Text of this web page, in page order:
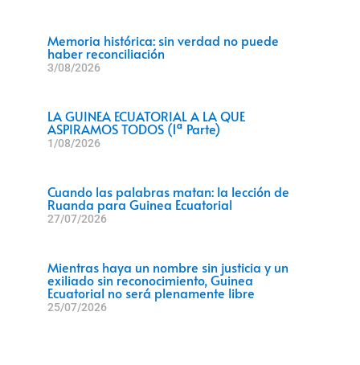
Memoria histórica: sin verdad no puede
haber reconciliación
3/08/2026
LA GUINEA ECUATORIAL A LA QUE
ASPIRAMOS TODOS (1ª Parte)
1/08/2026
Cuando las palabras matan: la lección de
Ruanda para Guinea Ecuatorial
27/07/2026
Mientras haya un nombre sin justicia y un
exiliado sin reconocimiento, Guinea
Ecuatorial no será plenamente libre
25/07/2026